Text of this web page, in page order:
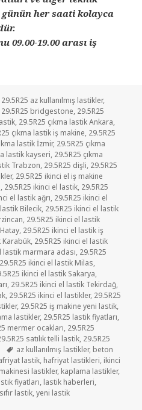
her saati kolayca
09.00-19.00 arası iş
29.5R25 az kullanılmış lastikler,
29.5R25 bridgestone, 29.5R25
, 29.5R25 çıkma lastik Ankara,
çıkma lastik iş makine, 29.5R25
lastik İzmir, 29.5R25 çıkma
lastik kayseri, 29.5R25 çıkma
Trabzon, 29.5R25 dişli, 29.5R25
, 29.5R25 ikinci el iş makine
, 29.5R25 ikinci el lastik, 29.5R25
el lastik ağrı, 29.5R25 ikinci el
Bilecik, 29.5R25 ikinci el lastik
, 29.5R25 ikinci el lastik
, 29.5R25 ikinci el lastik iş
Karabük, 29.5R25 ikinci el lastik
lastik marmara adası, 29.5R25
29.5R25 ikinci el lastik Milas,
ikinci el lastik Sakarya,
, 29.5R25 ikinci el lastik Tekirdağ,
, 29.5R25 ikinci el lastikler, 29.5R25
, 29.5R25 iş makine yeni lastik,
lastikler, 29.5R25 lastik fiyatları,
mermer ocakları, 29.5R25
satılık telli lastik, 29.5R25
Etiketler
az kullanılmış lastikler, beton
lastik, hafriyat lastikleri, ikinci
lastikler, kaplama lastikler,
fiyatları, lastik haberleri,
sıfır lastik,yeni lastik
için